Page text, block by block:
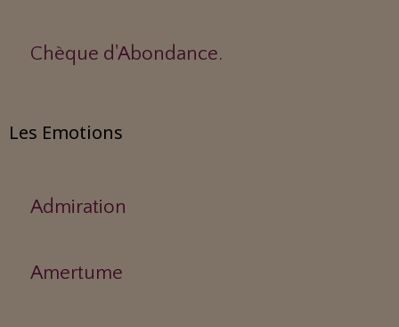
Chèque d'Abondance.
Les Emotions
Admiration
Amertume